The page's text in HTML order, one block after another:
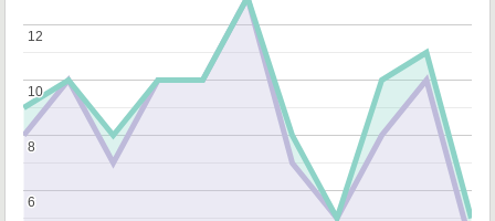
6
6
8
8
10
10
12
12